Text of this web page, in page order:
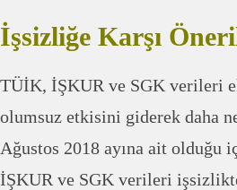
İşsizliğe Karşı
TÜİK, İŞKUR ve SGK verileri
olumsuz etkisini giderek daha
Ağustos 2018 ayına ait olduğu
İŞKUR ve SGK verileri